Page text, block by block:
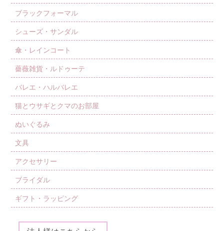
ブラックフォーマル
シューズ・サンダル
傘・レインコート
薔薇雑貨・ルドゥーテ
バレエ・ハルバレエ
猫とウサギとクマのお部屋
ぬいぐるみ
文具
アクセサリー
ブライダル
ギフト・ラッピング